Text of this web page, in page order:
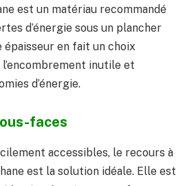
est un matériau recommandé
d’énergie sous un plancher
en fait un choix
inutile et
d’énergie.
faces
accessibles, le recours à
est la solution idéale. Elle est